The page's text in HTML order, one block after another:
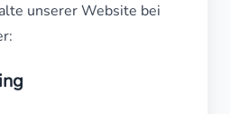
unserer Website bei